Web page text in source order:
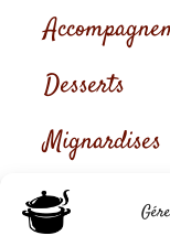
Desserts
Mignardises
R